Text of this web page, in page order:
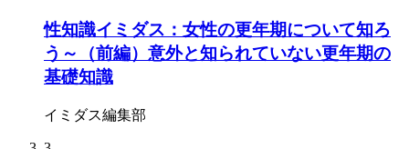
性知識イミダス：女性の更年期について知ろ
う～（前編）意外と知られていない更年期の
基礎知識
イミダス編集部